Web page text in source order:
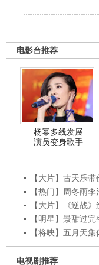
电影台推荐
杨幂多线发展
演员变身歌手
【大片】古天乐带
【热门】周冬雨
【大片】《逆战
【明星】景甜过
【将映】五月天
电视剧推荐